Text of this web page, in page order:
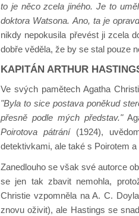
to je něco zcela jiného. Je to
doktora Watsona. Ano, ta je
nikdy nepokusila převést ji zcela
dobře věděla, že by se stal pouze
KAPITÁN ARTHUR
Ve svých pamětech Agatha
"Byla to sice postava poněkud
přesně podle mých představ."
Poirotova pátrání(1924),
detektivkami, ale také s Poirotem
Zanedlouho se však své autorce
se jen tak zbavit nemohla,
Christie vzpomněla na A. C.
znovu oživit), ale Hastings se